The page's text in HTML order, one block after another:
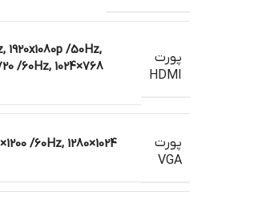
پورت
HDMI
1920x1080p /50Hz,
/60Hz, 1024×768
پورت
VGA
/60Hz, 1280×1024